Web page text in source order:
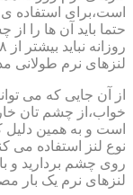
است،برای استفاده
حتما باید آن ها را
روزانه نباید بیشتر از ۱۸ ساعت در طول روز استفاده کنید.
لنزهای نرم طولانی
از آن جایی که می
خواب،از چشم تان
است و به همین دلیل
نوع لنز استفاده می
روی چشم بردارید و
لنزهای نرم یک بار